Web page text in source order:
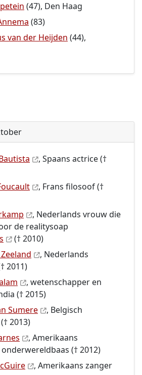
(47), Den Haag
(83)
van der Heijden (44),
, Spaans actrice (†
, Frans filosoof (†
, Nederlands vrouw die
de realitysoap
(† 2010)
, Nederlands
2011)
, wetenschapper en
(† 2015)
Sumere
, Belgisch
2013)
, Amerikaans
(† 2012)
, Amerikaans zanger